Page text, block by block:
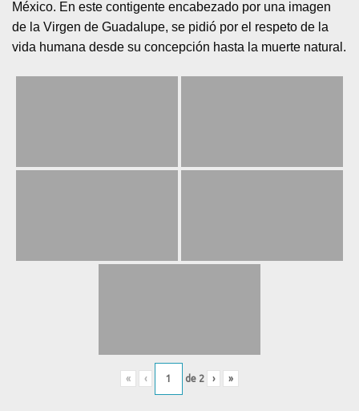
México. En este contigente encabezado por una imagen
de la Virgen de Guadalupe, se pidió por el respeto de la
vida humana desde su concepción hasta la muerte natural.
« ‹ de 2 › »